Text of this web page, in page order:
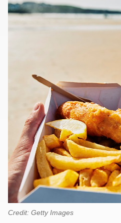
Credit: Getty Images